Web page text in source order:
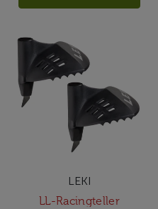
LEKI
LL-Racingteller